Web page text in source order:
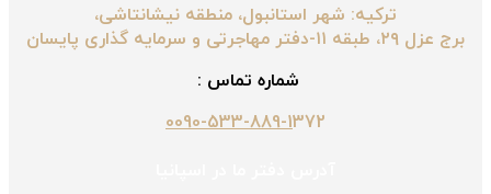
ترکیه: شهر استانبول، منطقه نیشانتاشی،
برج عزل ۲۹، طبقه ۱۱-دفتر مهاجرتی و سرمایه گذاری پایسان
شماره تماس :
0090-533-889-1372